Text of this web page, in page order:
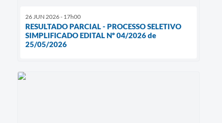
26 JUN 2026 - 17h00
RESULTADO PARCIAL - PROCESSO SELETIVO
SIMPLIFICADO EDITAL Nº 04/2026 de
25/05/2026